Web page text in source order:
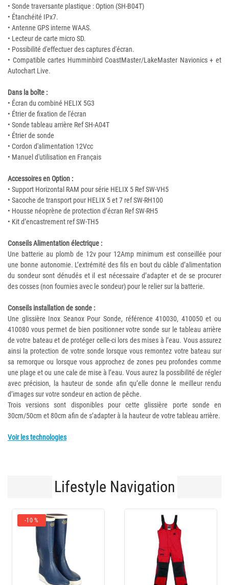
• Sonde traversante plastique : Option (SH-B04T)
• Étanchéité IPx7.
• Antenne GPS interne WAAS.
• Lecteur de carte micro SD.
• Possibilité d'effectuer des captures d'écran.
• Compatible cartes Humminbird CoastMaster/LakeMaster Navionics + et
Autochart Live.
Dans la boîte :
• Écran du combiné HELIX 5G3
• Étrier de fixation de l'écran
• Sonde tableau arrière Ref SH-A04T
• Étrier de sonde
• Cordon d'alimentation 12Vcc
• Manuel d'utilisation en Français
Accessoires en Option :
• Support Horizontal RAM pour série HELIX 5 Ref SW-VH5
• Sacoche de transport pour HELIX 5 et 7 ref SW-RH100
• Housse néoprène de protection d’écran Ref SW-RH5
• Kit d’encastrement ref SW-TH5
Conseils Alimentation électrique :
Une batterie au plomb de 12v pour 12Amp minimum est conseillée pour
une bonne autonomie. L’extrémité des fils en bout du câble d’alimentation
du sondeur sont dénudés et il est nécessaire d’adapter et de se procurer
des cosses (non fournies avec le sondeur) pour le relier sur la batterie.
Conseils installation de sonde :
Une glissière Inox Seanox Pour Sonde, référence 410030, 410050 et ou
410080 vous permet de bien positionner votre sonde sur le tableau arrière
de votre bateau et de protéger celle-ci lors des mises à l’eau. Vous assurez
ainsi la protection de votre sonde lorsque vous remontez votre bateau sur
sa remorque ou lorsque vous approchez de zones peu profondes comme
une plage et ou une cale de mise à l’eau. Vous aurez la possibilité de régler
avec précision, la hauteur de sonde afin qu’elle donne le meilleur rendu
d’images sur votre sondeur en action de pêche.
Trois versions sont disponibles pour cette glissière porte sonde en
30cm/50cm et 80cm afin de s’adapter à la hauteur de votre tableau arrière.
Voir les technologies
Lifestyle Navigation
-10 %